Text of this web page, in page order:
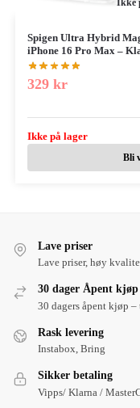
Spigen Ultra Hybrid
iPhone 16 Pro Max –
329 kr
Ikke på lager
Bli
Lave priser
Lave priser, høy
30 dager Åpent kjøp
30 dagers åpent kjøp
Rask levering
Instabox, Bring
Sikker betaling
Vipps/ Klarna /